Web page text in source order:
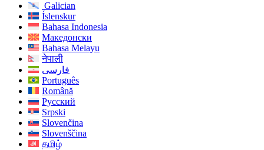
Galician
Íslenskur
Bahasa Indonesia
Македонски
Bahasa Melayu
नेपाली
فارسی
Português
Română
Русский
Srpski
Slovenčina
Slovenščina
தமிழ்